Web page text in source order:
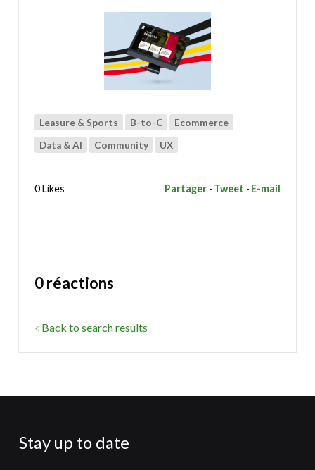
Leasure & Sports B-to-C Ecommerce
Data & AI Community UX
0 Likes Partager Tweet E-mail
0 réactions
Back to search results
Stay up to date